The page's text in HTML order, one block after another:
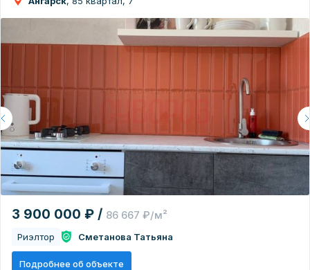
3 900 000 ₽ / 86 667 ₽/м²
Риэлтор Сметанова Татьяна
Подробнее об объекте